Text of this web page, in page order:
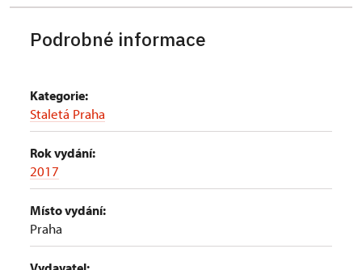
Podrobné informace
Kategorie:
Staletá Praha
Rok vydání:
2017
Místo vydání:
Praha